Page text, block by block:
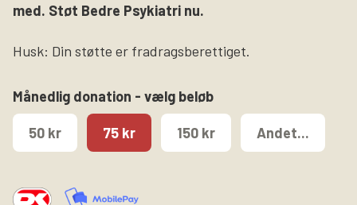
med. Støt Bedre Psykiatri nu.
Husk: Din støtte er fradragsberettiget.
Månedlig donation - vælg beløb
50 kr 75 kr 150 kr Andet...